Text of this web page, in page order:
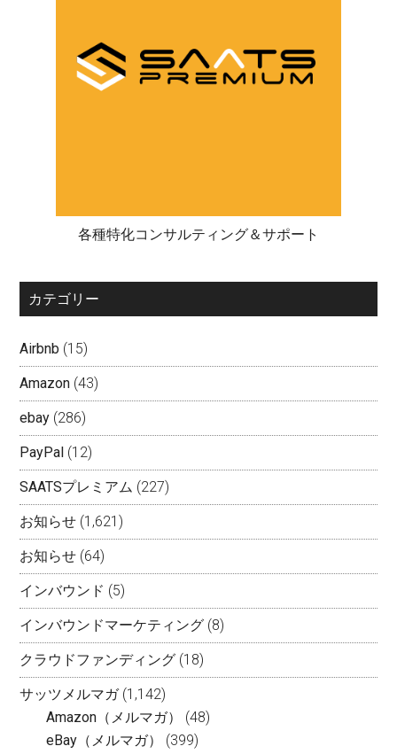
各種特化コンサルティング＆サポート
カテゴリー
Airbnb (15)
Amazon (43)
ebay (286)
PayPal (12)
SAATSプレミアム (227)
お知らせ (1,621)
お知らせ (64)
インバウンド (5)
インバウンドマーケティング (8)
クラウドファンディング (18)
サッツメルマガ(1,142)
Amazon（メルマガ）
(48)
eBay（メルマガ）
(399)